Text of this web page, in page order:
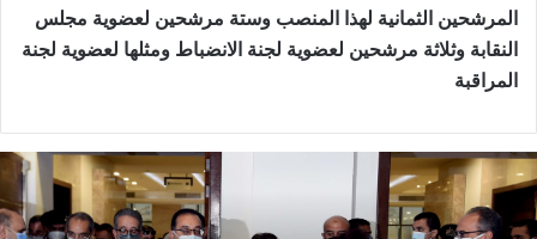
المرشحين الثمانية لهذا المنصب وستة مرشحين لعضوية مجلس
النقابة وثلاثة مرشحين لعضوية لجنة الانضباط ومثلها لعضوية لجنة
المراقبة